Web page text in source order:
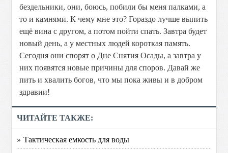
бездельники, они, боюсь, побили бы меня палками, а
то и камнями. К чему мне это? Гораздо лучше выпить
ещё вина с другом, а потом пойти спать. Завтра будет
новый день, а у местных людей короткая память.
Сегодня они спорят о Дне Снятия Осады, а завтра у
них появятся новые причины для споров. Давай же
пить и хвалить богов, что мы пока живы и в добром
здравии!
ЧИТАЙТЕ ТАКЖЕ:
» Тактическая емкость для воды